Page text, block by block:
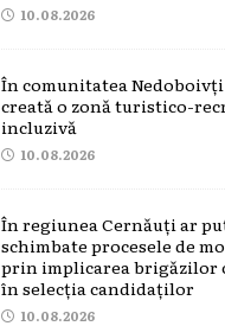
10.08.2026
În comunitatea
creată o zonă turistico-
incluzivă
10.08.2026
În regiunea Cernăuți ar
schimbate procesele de
prin implicarea brigăzilor
în selecția candidaților
10.08.2026